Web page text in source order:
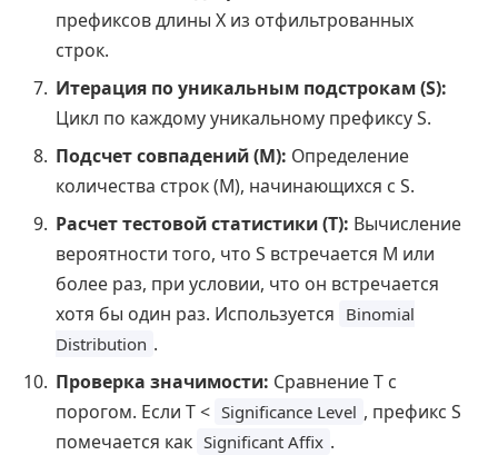
префиксов длины X из отфильтрованных
строк.
Итерация по уникальным подстрокам (S):
Цикл по каждому уникальному префиксу S.
Подсчет совпадений (M): Определение
количества строк (M), начинающихся с S.
Расчет тестовой статистики (T): Вычисление
вероятности того, что S встречается M или
более раз, при условии, что он встречается
хотя бы один раз. Используется Binomial
Distribution .
Проверка значимости: Сравнение T с
порогом. Если T < Significance Level , префикс S
помечается как Significant Affix .